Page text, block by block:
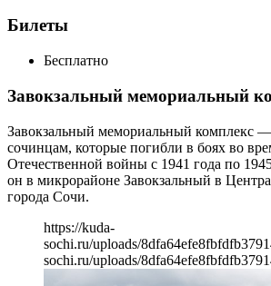
Билеты
Бесплатно
Завокзальный мемориальный
Завокзальный мемориальный комплекс
сочинцам, которые погибли в боях во
Отечественной войны с 1941 года по
он в микрорайоне Завокзальный в
города Сочи.
https://kuda-
sochi.ru/uploads/
sochi.ru/uploads/